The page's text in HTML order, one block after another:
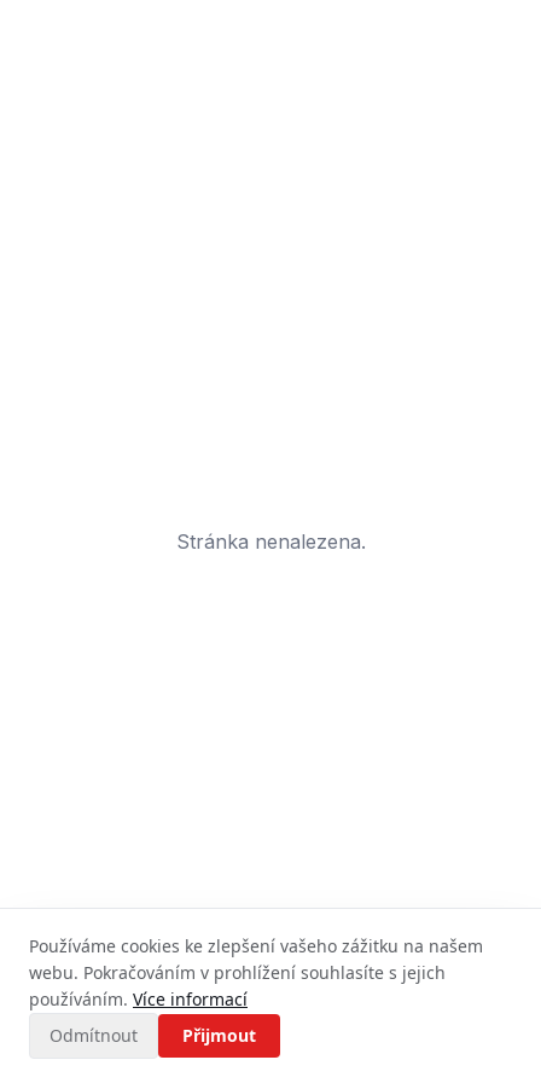
Stránka nenalezena.
Používáme cookies ke zlepšení vašeho zážitku na našem
webu. Pokračováním v prohlížení souhlasíte s jejich
používáním. Více informací
Odmítnout
Přijmout